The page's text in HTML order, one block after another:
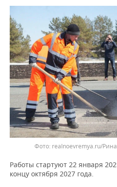
realnoevremya.ru/
Работы стартуют 22 января
концу октября 2027 года.